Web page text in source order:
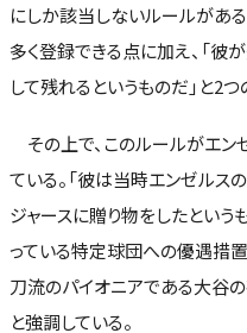
にしか該当しないルールがあ
多く登録できる点に加え、「
して残れるというものだ」と2
その上で、このルールがエ
ている。「彼は当時エンゼルス
ジャースに贈り物をしたという
っている特定球団への優遇措
刀流のパイオニアである大谷
と強調している。